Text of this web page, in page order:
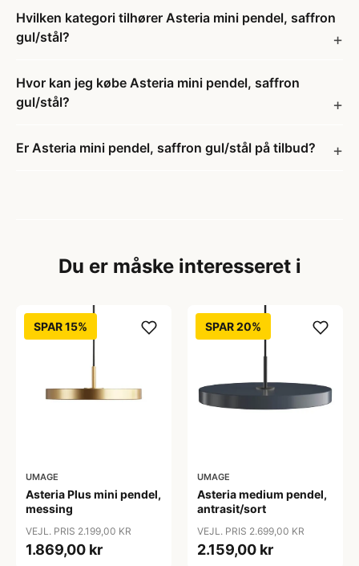
Hvilken kategori tilhører Asteria mini pendel, saffron
gul/stål?
Hvor kan jeg købe Asteria mini pendel, saffron
gul/stål?
Er Asteria mini pendel, saffron gul/stål på tilbud?
Du er måske interesseret i
SPAR 15%
UMAGE
Asteria Plus mini pendel,
messing
VEJL. PRIS 2.199,00 KR
1.869,00 kr
SPAR 20%
UMAGE
Asteria medium pendel,
antrasit/sort
VEJL. PRIS 2.699,00 KR
2.159,00 kr